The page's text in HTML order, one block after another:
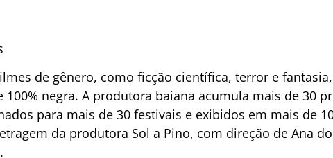
de gênero, como ficção científica, terror e
100% negra. A produtora baiana acumula mais de 30
para mais de 30 festivais e exibidos em mais de
da produtora Sol a Pino, com direção de Ana